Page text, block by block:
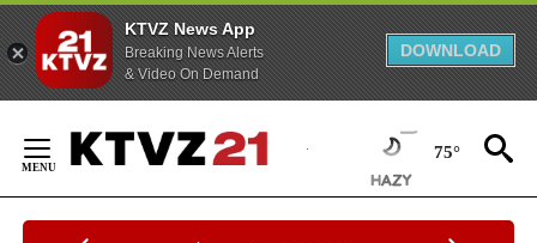
KTVZ News App
Breaking News Alerts
& Video On Demand
DOWNLOAD
Content
75°